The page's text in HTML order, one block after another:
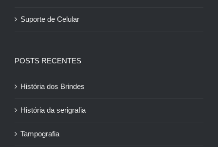
Suporte de Celular
POSTS RECENTES
História dos Brindes
História da serigrafia
Tampografia